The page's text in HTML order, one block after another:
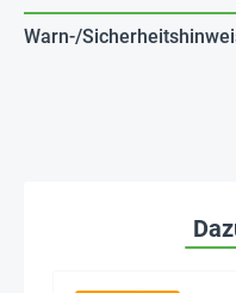
Warn-/